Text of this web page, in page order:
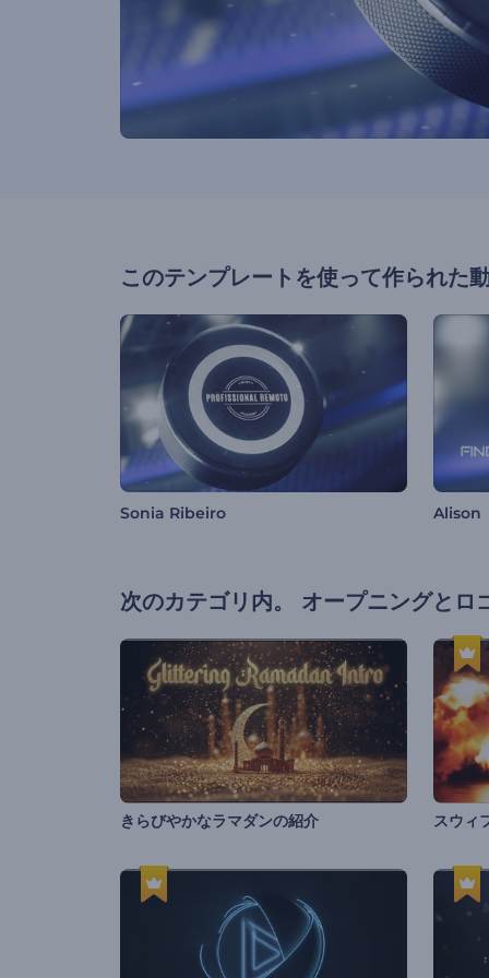
このテンプレートを使って作られた
Sonia Ribeiro Alison
次のカテゴリ内。 オープニングとロ
きらびやかなラマダンの紹介